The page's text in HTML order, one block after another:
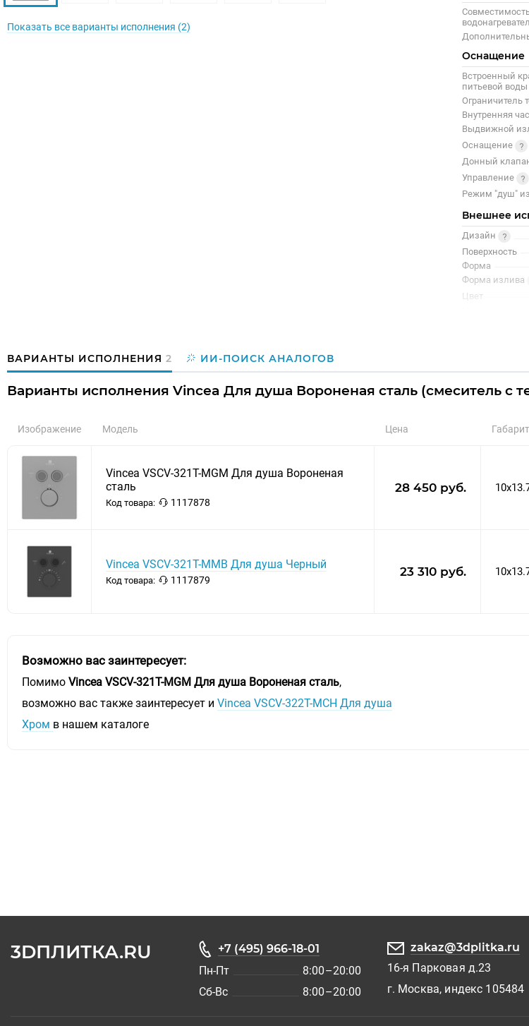
Показать все варианты исполнения (2)
Оснащение
Встроенный
питьевой воды
Ограничитель
Внутренняя
Выдвижной
Оснащение
Донный
Управление
Режим "душ"
Внешнее
Дизайн
Поверхность
Форма
Форма излива
Цвет
ВАРИАНТЫ ИСПОЛНЕНИЯ 2 ИИ-ПОИСК АНАЛОГОВ
Варианты исполнения Vincea Для душа Вороненая сталь (смеситель с
Изображение Модель Цена
Vincea VSCV-321T-MGM Для душа Вороненая
сталь
Код товара: 1117878
28 450 руб.
Vincea VSCV-321T-MMB Для душа Черный
Код товара: 1117879
23 310 руб.
Возможно вас заинтересует:
Помимо Vincea VSCV-321T-MGM Для душа Вороненая сталь,
возможно вас также заинтересует и Vincea VSCV-322T-MCH Для душа
Хром в нашем каталоге
3DПЛИТКА.RU
+7 (495) 966-18-01
Пн-Пт
8:00–20:00
Сб-Вс
8:00–20:00
zakaz@3dplitka.ru
16-я Парковая д.23
г. Москва, индекс 105484